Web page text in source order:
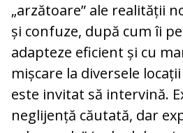
„arzătoare” ale realității
și confuze, după cum îi
adapteze eficient și cu
mișcare la diversele
este invitat să intervină.
neglijență căutată, dar